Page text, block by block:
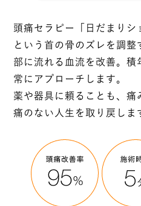
頭痛セラピー「日だまりシ
という首の骨のズレを調
部に流れる血流を改善。積
常にアプローチします。
薬や器具に頼ることも、痛
痛のない人生を取り戻しま